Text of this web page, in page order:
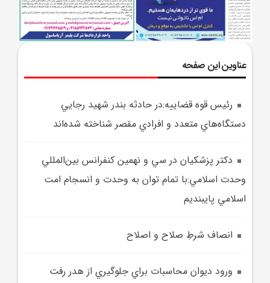
عناوین این صفحه
رئيس قوه قضاييه:در حادثه بندر شهيد رجايي
دستگاه‌هاي متعدد و افرادي مقصر شناخته شده‌اند
دکتر پزشکيان در سي و نهمين کنفرانس بين‌المللي
وحدت اسلامي:با تمام توان به وحدت و انسجام امت
اسلامي پايبنديم
انصاف شرطِ صلاح و اصلاح
ورود ديوان محاسبات براي جلوگيري از هدر رفت